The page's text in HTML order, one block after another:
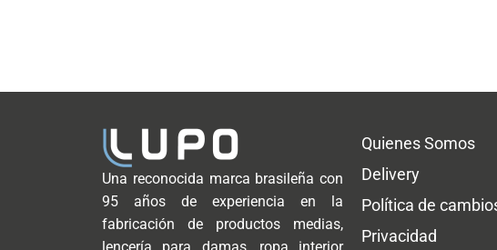
Una reconocida marca brasileña con
95 años de experiencia en la
fabricación de productos medias,
Quienes Somos
Delivery
Política de
Privacidad